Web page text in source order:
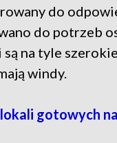
do
do potrzeb
na tyle
windy.
gotowych